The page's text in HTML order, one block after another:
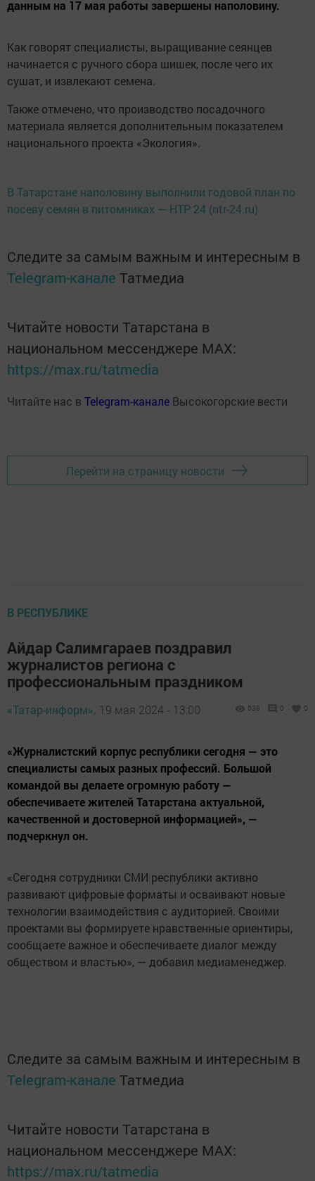
данным на 17 мая работы завершены наполовину.
Как говорят специалисты, выращивание сеянцев
начинается с ручного сбора шишек, после чего их
сушат, и извлекают семена.
Также отмечено, что производство посадочного
материала является дополнительным показателем
национального проекта «Экология».
В Татарстане наполовину выполнили годовой план по
посеву семян в питомниках — НТР 24 (ntr-24.ru)
Следите за самым важным и интересным в
Telegram-канале Татмедиа
Читайте новости Татарстана в
национальном мессенджере MАХ:
https://max.ru/tatmedia
Читайте нас в Telegram-канале Высокогорские вести
Перейти на страницу новости
В РЕСПУБЛИКЕ
Айдар Салимгараев поздравил
журналистов региона с
профессиональным праздником
«Татар-информ», 19 мая 2024 - 13:00 538 0 0
«Журналистский корпус республики сегодня — это
специалисты самых разных профессий. Большой
командой вы делаете огромную работу —
обеспечиваете жителей Татарстана актуальной,
качественной и достоверной информацией», —
подчеркнул он.
«Сегодня сотрудники СМИ республики активно
развивают цифровые форматы и осваивают новые
технологии взаимодействия с аудиторией. Своими
проектами вы формируете нравственные ориентиры,
сообщаете важное и обеспечиваете диалог между
обществом и властью», — добавил медиаменеджер.
Следите за самым важным и интересным в
Telegram-канале Татмедиа
Читайте новости Татарстана в
национальном мессенджере MАХ:
https://max.ru/tatmedia